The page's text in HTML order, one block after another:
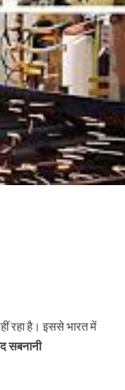
रहा है। इससे भारत में
सबनानी